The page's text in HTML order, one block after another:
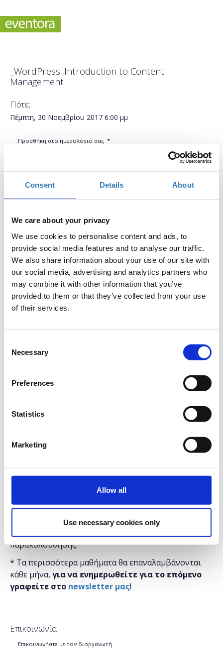
Consent Details About
We care about your privacy
We use cookies to personalise content and ads, to
provide social media features and to analyse our traffic.
We also share information about your use of our site with
our social media, advertising and analytics partners who
may combine it with other information that you’ve
provided to them or that they’ve collected from your use
of their services.
Selection
Necessary
Preferences
Statistics
Marketing
Allow all
Use necessary cookies only
_WordPress: Introduction to Content
Management
Πότε;
Πέμπτη, 30 Νοεμβρίου 2017 6:00 μμ
Προσθήκη στο ημερολόγιό σας
Το σεμινάριο έχει ως στόχο να μάθει στους
συμμετέχοντες πώς μπορούν να δημιουργήσουν με
ευκολία αλλά και αποτελεσματικότητα περιεχόμενο,
στην πλατφόρμα του WordPress, να οργανώσουν το
σκελετό του site τους, να διαμορφώνουν και να
Τα μαθήματα γίνονται μόνο με φυσική παρουσία.
ΣτοSmartbox Λάρισα
"Microsoft
συμμετοχή για το κοινό
* Τα μαθήματα γίνονται μόνο με φυσική παρουσία.
περιεχόμενο, οπότε επιλέξτε να κάνετε έγγραφή
μόνο σε ένα, αυτό που σας βολεύει περισσότερο σε
ώρες και ημέρες.
* Μετά το τέλος τον μαθημάτων και αφού τα έχετε
παρακολουθήσει θα λάβετε στο email σας βεβαίωση
παρακολούθησης.
* Τα περισσότερα μαθήματα θα επαναλαμβάνονται
κάθε μήνα, για να ενημερωθείτε για το επόμενο
γραφείτε στο newsletter μας!
Επικοινωνία
Επικοινωνήστε με τον διοργανωτή